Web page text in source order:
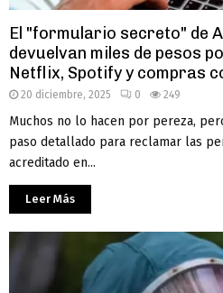
El "formulario secreto" de
devuelvan miles de pesos
Netflix, Spotify y compras
20 diciembre, 2025 0 249
Muchos no lo hacen por pereza,
paso detallado para reclamar las
acreditado en...
Leer Más